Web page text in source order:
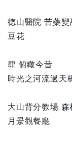
德山醫院 苦藥
豆花
肆 俯瞰今昔
時光之河流過天
大山背分教場
月景觀餐廳